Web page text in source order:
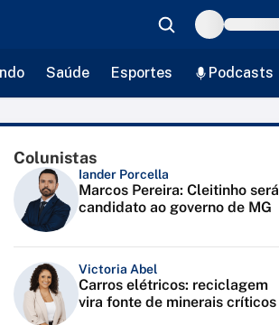
Saúde Esportes Podcasts
Colunistas
Iander Porcella
Marcos Pereira: Cleitinho será
candidato ao governo de MG
Victoria Abel
Carros elétricos: reciclagem
vira fonte de minerais críticos